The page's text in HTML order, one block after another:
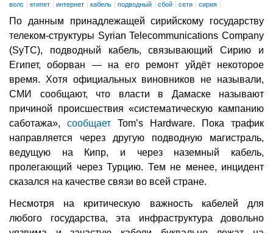
волс египет интернет кабель подводный сбой сети сирия
По данным принадлежащей сирийскому государству
телеком-структуры Syrian Telecommunications Company
(SyTC), подводный кабель, связывающий Сирию и
Египет, оборван — на его ремонт уйдёт некоторое
время. Хотя официальных виновников не называли,
СМИ сообщают, что власти в Дамаске называют
причиной происшествия «систематическую кампанию
саботажа», сообщает Tom’s Hardware. Пока трафик
направляется через другую подводную магистраль,
ведущую на Кипр, и через наземный кабель,
пролегающий через Турцию. Тем не менее, инцидент
сказался на качестве связи во всей стране.
Несмотря на критическую важность кабелей для
любого государства, эта инфраструктура довольно